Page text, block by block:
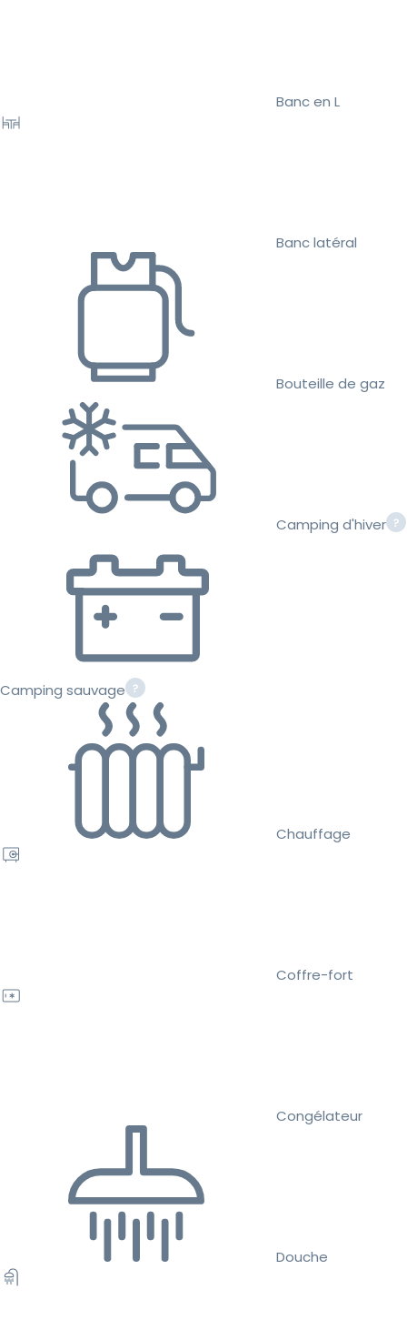
Banc en L
Banc latéral
Bouteille de gaz
Camping d'hiver
Camping sauvage
Chauffage
Coffre-fort
Congélateur
Douche